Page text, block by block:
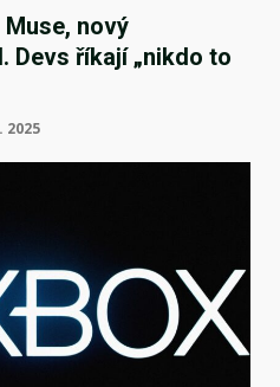
nový
Devs říkají „nikdo to
2025